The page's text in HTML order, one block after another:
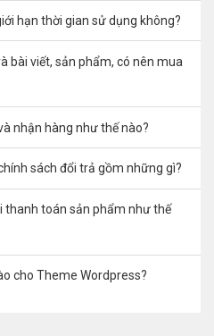
hạn thời gian sử dụng không?
bài viết, sản phẩm, có nên mua
nhận hàng như thế nào?
sách đổi trả gồm những gì?
thanh toán sản phẩm như thế
cho Theme Wordpress?